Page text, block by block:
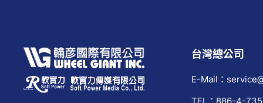
台灣總公司
E-Mail：